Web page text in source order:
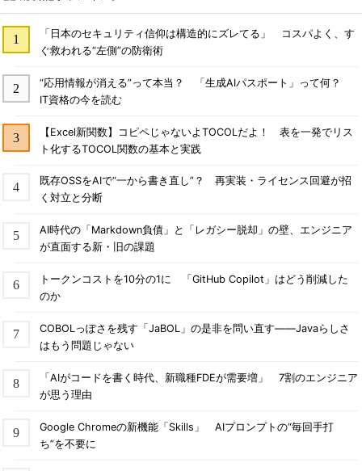
「日本のセキュリティ信仰は構造的にズレてる」 コスパよく、す
ぐ救われる“左側”の防衛術
“応用情報が消える”って本当？ 「生成AIパスポート」って何？
IT資格の今を読む
【Excel新関数】コピペじゃないよTOCOLだよ！ 表を一発でリス
ト化するTOCOL関数の基本と実践
既存OSSをAIで“一から書き直し”？ 再実装・ライセンス回避が招
く対立と分断
AI時代の「Markdown負債」と「レガシー脱却」の壁、エンジニア
が直面する新・旧の課題
トークンコストを10分の1に 「GitHub Copilot」はどう削減した
のか
COBOLっぽさを残す「JaBOL」の是非を問い直す――Javaらしさ
はもう問題じゃない
「AIがコードを書く時代、新職種FDEが需要増」 7割のエンジニア
が思う理由
Google Chromeの新機能「Skills」 AIプロンプトの“毎回手打
ち”を不要に